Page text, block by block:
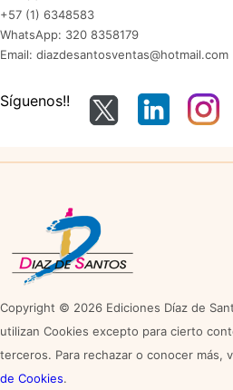
+57 (1) 6348583
WhatsApp: 320 8358179
Email: diazdesantosventas@hotmail.com
Síguenos!!
Copyright © 2026 Ediciones Díaz de
utilizan Cookies excepto para cierto
terceros. Para rechazar o conocer más,
de Cookies.